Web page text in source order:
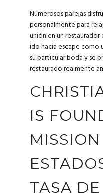
Numerosos parejas
personalmente para
unión en un restaurador
ido hacia escape como
su particular boda y se
restaurado realmente
IS
TASA